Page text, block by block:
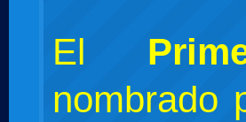
El
nombrado